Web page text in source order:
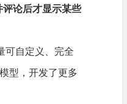
论后才显示某些
可自定义、完全
型，开发了更多